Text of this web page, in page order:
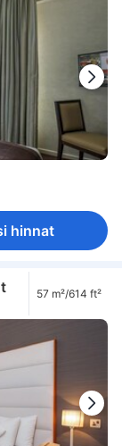
hinnat
57 m²/614 ft²